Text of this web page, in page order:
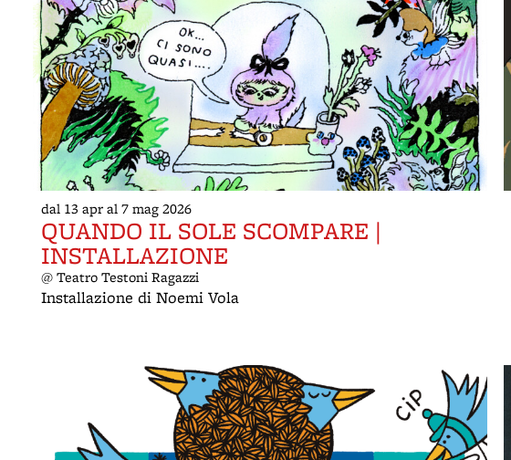
dal 13 apr al 7 mag 2026
QUANDO IL SOLE SCOMPARE |
INSTALLAZIONE
@ Teatro Testoni Ragazzi
Installazione di Noemi Vola